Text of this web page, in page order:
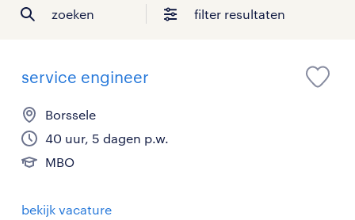
zoeken filter resultaten
service engineer
Borssele
40 uur, 5 dagen p.w.
MBO
bekijk vacature